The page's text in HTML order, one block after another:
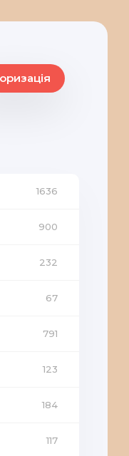
1636
900
232
67
791
123
184
117